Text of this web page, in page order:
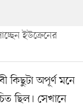
ইউক্রেনের
কিছুটা অপূর্ণ মনে
ছিল। সেখানে